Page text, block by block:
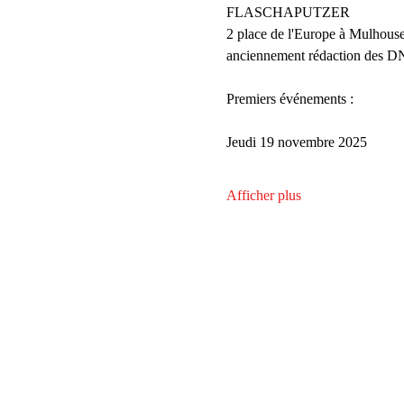
FLASCHAPUTZER
2 place de l'Europe à
anciennement rédaction des
Premiers événements :
Jeudi 19 novembre 2025
Afficher plus